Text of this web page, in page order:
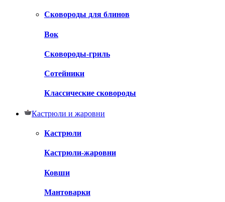
Сковороды для блинов
Вок
Сковороды-гриль
Сотейники
Классические сковороды
Кастрюли и жаровни
Кастрюли
Кастрюли-жаровни
Ковши
Мантоварки